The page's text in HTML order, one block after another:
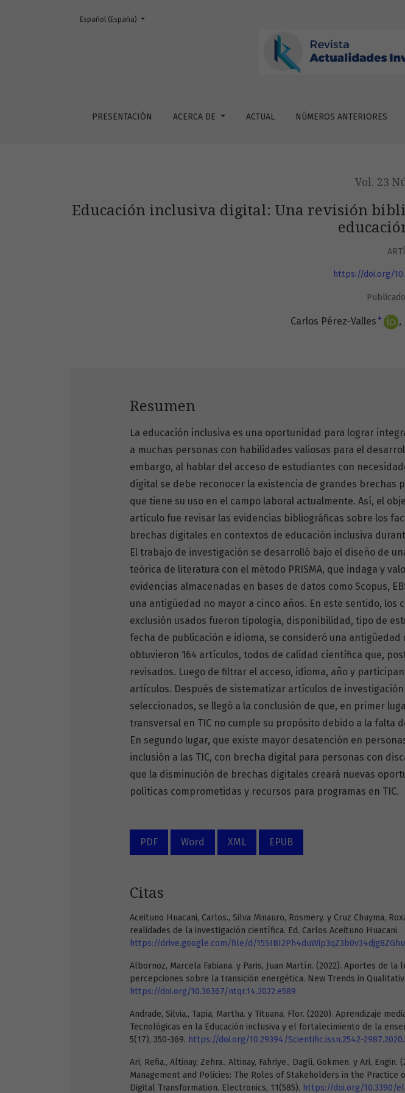
Educación inclusiva digital: Una revisión bibliográfica actualizada. Las
PRESENTACIÓN ACERCA DE ACTUAL NÚMEROS ANTERIORES
Cambiar el idioma. El actual es:
Español (España)
Vol. 23
Educación inclusiva digital: Una revisión
https://doi.org/
Carlos Pérez-Valles +
Resumen
La educación inclusiva es una oportunidad para lograr
a muchas personas con habilidades valiosas para el
embargo, al hablar del acceso de estudiantes con
digital se debe reconocer la existencia de grandes brechas
que tiene su uso en el campo laboral actualmente. Así, el
artículo fue revisar las evidencias bibliográficas sobre los
brechas digitales en contextos de educación inclusiva
El trabajo de investigación se desarrolló bajo el diseño de
teórica de literatura con el método PRISMA, que indaga y
evidencias almacenadas en bases de datos como Scopus,
una antigüedad no mayor a cinco años. En este sentido, los
exclusión usados fueron tipología, disponibilidad, tipo de
fecha de publicación e idioma, se consideró una antigüedad
obtuvieron 164 artículos, todos de calidad científica que,
revisados. Luego de filtrar el acceso, idioma, año y
artículos. Después de sistematizar artículos de
seleccionados, se llegó a la conclusión de que, en primer
transversal en TIC no cumple su propósito debido a la falta
En segundo lugar, que existe mayor desatención en
inclusión a las TIC, con brecha digital para personas con
que la disminución de brechas digitales creará nuevas
políticas comprometidas y recursos para programas en TIC.
PDF Word XML EPUB
Citas
Aceituno Huacani, Carlos., Silva Minauro, Rosmery. y Cruz Chuyma,
realidades de la investigación científica. Ed. Carlos Aceituno Huacani.
https://drive.google.com/file/d/
Albornoz, Marcela Fabiana. y Paris, Juan Martín. (2022). Aportes de la
percepciones sobre la transición energética. New Trends in
https://doi.org/10.36367/ntqr.14.2022.e589
Andrade, Silvia., Tapia, Martha. y Tituana, Flor. (2020). Aprendizaje
Tecnológicas en la Educación inclusiva y el fortalecimiento de la
5(17), 350-369. https://doi.org/10.29394/Scientific.issn.2542-
Ari, Refia., Altinay, Zehra., Altinay, Fahriye., Dagli, Gokmen. y Ari, Engin.
Management and Policies: The Roles of Stakeholders in the Practice
Digital Transformation. Electronics, 11(585). https://doi.org/10.3390/